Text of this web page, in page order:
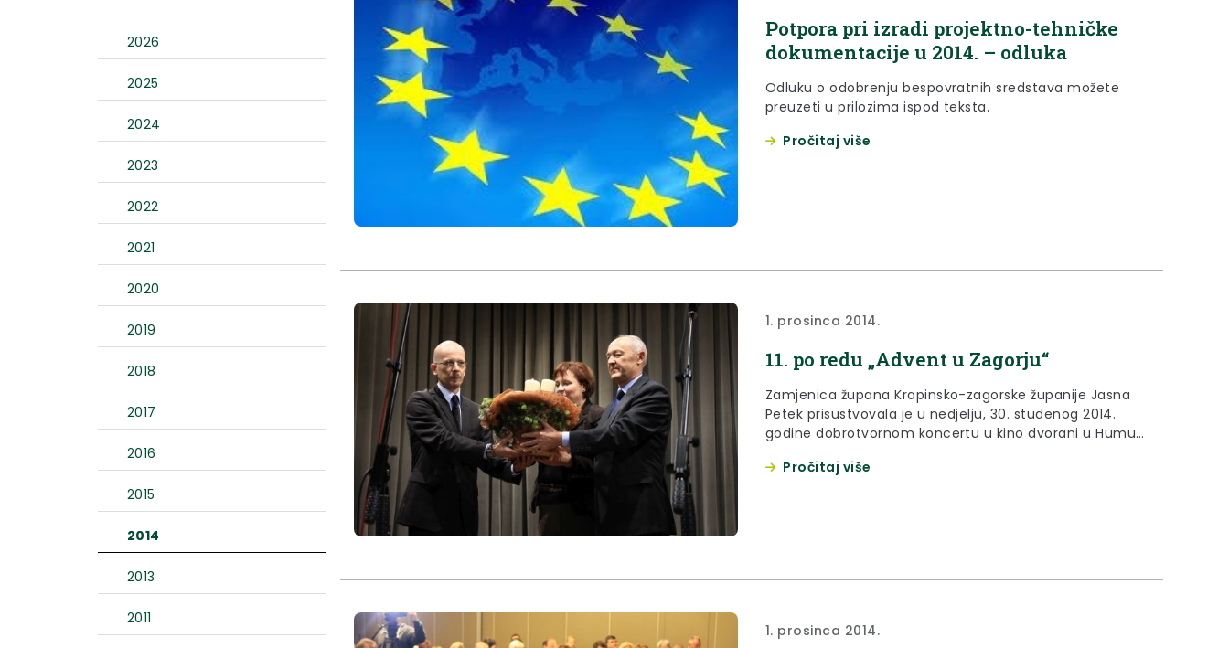
2026
2025
2024
2023
2022
2021
2020
2019
2018
2017
2016
2015
2014
2013
2011
Potpora pri izradi projektno-tehničke
dokumentacije u 2014. – odluka
Odluku o odobrenju bespovratnih sredstava možete
preuzeti u prilozima ispod teksta.
Pročitaj više
1. prosinca 2014.
11. po redu „Advent u Zagorju“
Zamjenica župana Krapinsko-zagorske županije Jasna
Petek prisustvovala je u nedjelju, 30. studenog 2014.
godine dobrotvornom koncertu u kino dvorani u Humu
„Advent u Zagorju“, čiji je pokrovitelj i ove godine bila
Pročitaj više
1. prosinca 2014.